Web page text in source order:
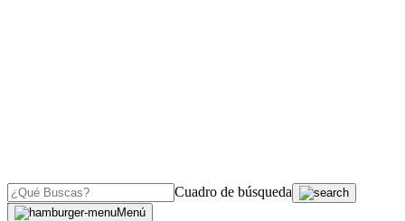
Cuadro de búsqueda
Menú
OJO